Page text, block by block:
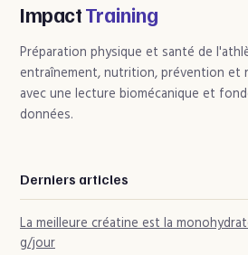
de danger ou
simple indicateur ?
blessures
ImpactTraining
Préparation physique et santé de
entraînement, nutrition, prévention et
avec une lecture biomécanique et
données.
Derniers articles
La meilleure créatine est la
g/jour